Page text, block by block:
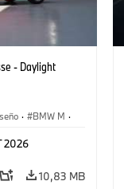
- Daylight
· BMW M ·
2026
10,83 MB